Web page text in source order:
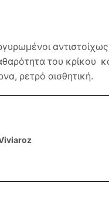
του κρίκου
ρετρό αισθητική.